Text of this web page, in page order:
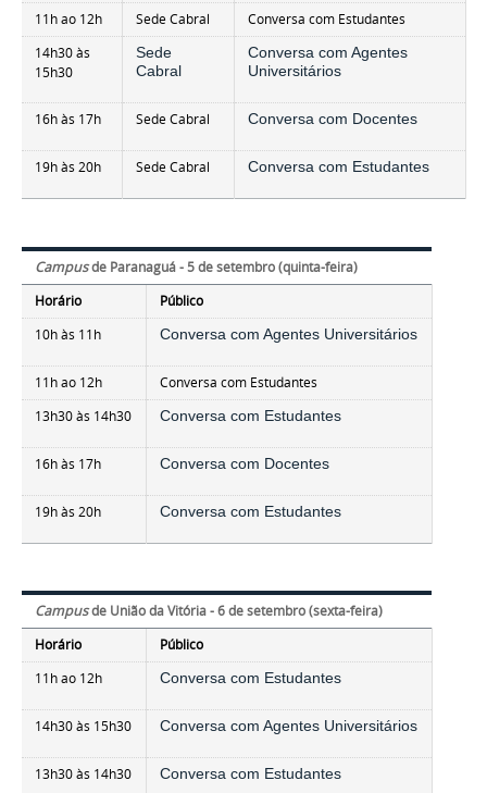
11h ao 12h Sede Cabral
Conversa com Estudantes
14h30 às
15h30
Sede
Cabral
Conversa com Agentes
Universitários
16h às 17h Sede Cabral Conversa com Docentes
19h às 20h Sede Cabral Conversa com Estudantes
Campusde Paranaguá - 5 de setembro (quinta-feira)
Horário
Público
10h às 11h
Conversa com Agentes Universitários
11h ao 12h
Conversa com Estudantes
13h30 às 14h30
Conversa com Estudantes
16h às 17h Conversa com Docentes
19h às 20h Conversa com Estudantes
Campusde União da Vitória - 6 de setembro (sexta-feira)
Horário
Público
11h ao 12h
Conversa com Estudantes
14h30 às 15h30 Conversa com Agentes Universitários
13h30 às 14h30 Conversa com Estudantes